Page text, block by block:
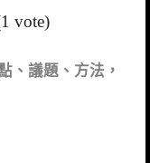
vote)
、議題、方法，